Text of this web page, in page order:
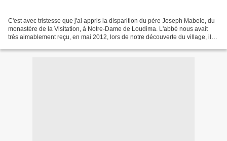
C'est avec tristesse que j'ai appris la disparition du père Joseph Mabele, du
monastère de la Visitation, à Notre-Dame de Loudima. L'abbé nous avait
très aimablement reçu, en mai 2012, lors de notre découverte du village, il